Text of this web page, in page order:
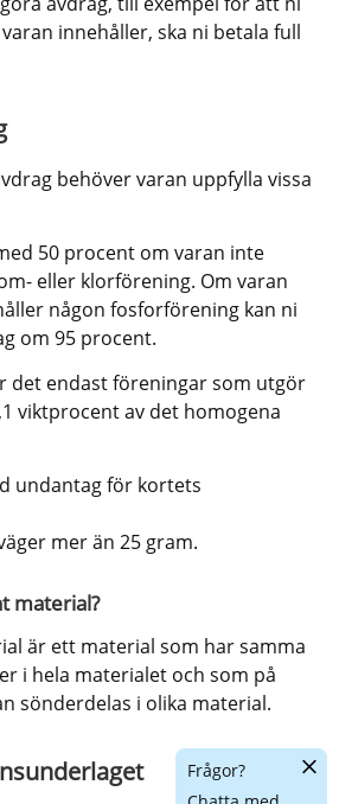
innehåller, ska ni betala full
behöver varan uppfylla vissa
50 procent om varan inte
eller klorförening. Om varan
någon fosforförening kan ni
om 95 procent.
det endast föreningar som utgör
viktprocent av det homogena
undantag för kortets
mer än 25 gram.
material?
är ett material som har samma
i hela materialet och som på
sönderdelas i olika material.
Frågor?
Dölj